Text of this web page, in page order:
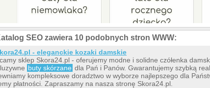
SEO zawiera 10 podobnych stron WWW:
- eleganckie kozaki damskie
sklep Skora24.pl - oferujemy modne i solidne czółenka
buty skórzane dla Pań i Panów. Gwarantujemy szybką
kompleksowe doradztwo w wyborze najlepszego dla
płatności. Zapraszamy na nasza stronę Skora24.pl.